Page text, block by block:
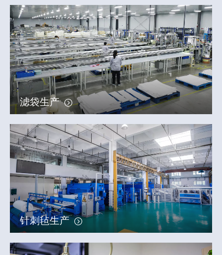
滤袋生产
针刺毡生产